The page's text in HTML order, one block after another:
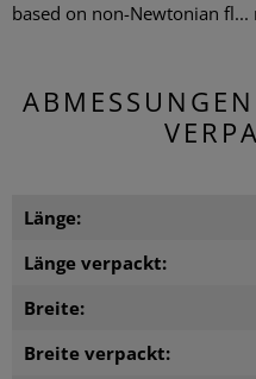
based on non-Newtonian fl...
Länge:
Länge verpackt:
Breite:
Breite verpackt: